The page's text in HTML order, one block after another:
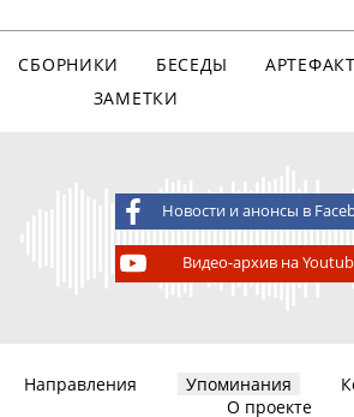
СБОРНИКИ БЕСЕДЫ
ЗАМЕТКИ
Новости и анонсы в
Видео-архив на
Направления Упоминания
О проекте